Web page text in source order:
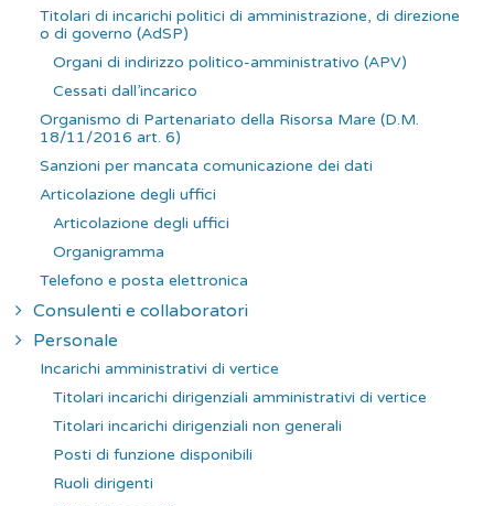
Titolari di incarichi politici di amministrazione, di direzione
o di governo (AdSP)
Organi di indirizzo politico-amministrativo (APV)
Cessati dall’incarico
Organismo di Partenariato della Risorsa Mare (D.M.
18/11/2016 art. 6)
Sanzioni per mancata comunicazione dei dati
Articolazione degli uffici
Articolazione degli uffici
Organigramma
Telefono e posta elettronica
Consulenti e collaboratori
Personale
Incarichi amministrativi di vertice
Titolari incarichi dirigenziali amministrativi di vertice
Titolari incarichi dirigenziali non generali
Posti di funzione disponibili
Ruoli dirigenti